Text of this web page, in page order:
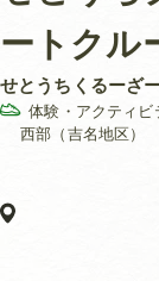
ートクル
せとうちくるーざ
体験・アクティビ
西部（吉名地区）